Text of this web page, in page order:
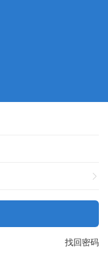
找回密码